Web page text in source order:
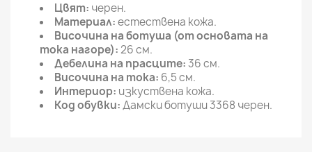
Цвят: черен.
Материал:естествена кожа.
Височина на ботуша (от основата на
тока нагоре):26 см.
Дебелина на прасците:36 см.
Височина на тока: 6,5 см.
Интериор: изкуствена кожа.
Код обувки:Дамски ботуши 3368 черен.